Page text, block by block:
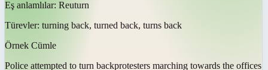
Eş anlamlılar: Reuturn
Türevler: turning back, turned back, turns back
Örnek Cümle
Police attempted to turn backprotesters marching towards the offices